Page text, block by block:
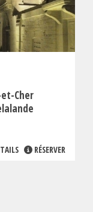
Cher
RÉSERVER